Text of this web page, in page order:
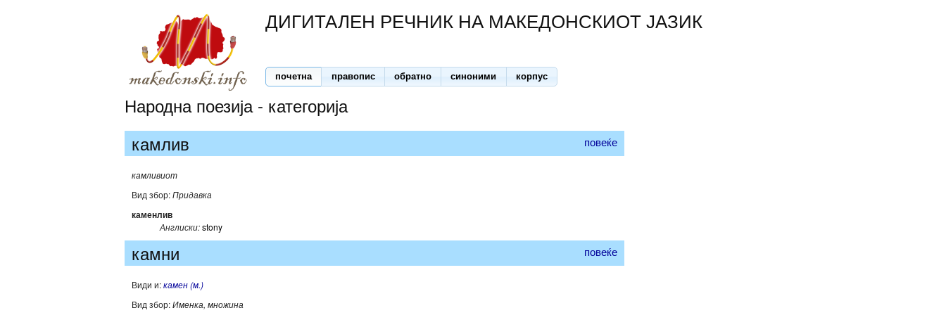
ДИГИТАЛЕН РЕЧНИК НА МАКЕДОНСКИОТ ЈАЗИК
почетна правопис обратно синоними корпус
Народна поезија - категорија
камлив
повеќе
камливиот
Вид збор:Придавка
каменлив
Англиски:stony
камни повеќе
Види и:камен (м.)
Вид збор:Именка, множина